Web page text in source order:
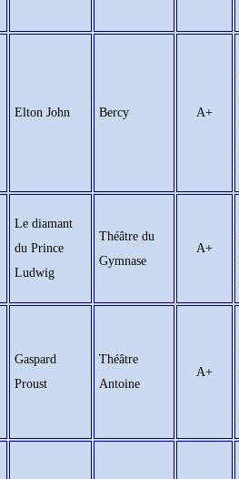
Elton John Bercy A+
Le diamant
du Prince
Ludwig
Théâtre du
Gymnase
A+
Gaspard
Proust
Théâtre
Antoine
A+